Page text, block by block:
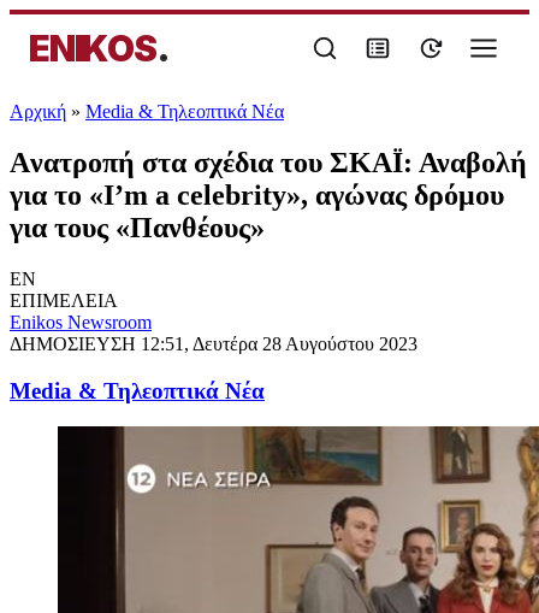
ENIKOS.
Αρχική » Media & Τηλεοπτικά Νέα
Aνατροπή στα σχέδια του ΣΚΑΪ: Αναβολή
για το «I’m a celebrity», αγώνας δρόμου
για τους «Πανθέους»
EN
ΕΠΙΜΕΛΕΙΑ
Enikos Newsroom
ΔΗΜΟΣΙΕΥΣΗ 12:51, Δευτέρα 28 Αυγούστου 2023
Media & Τηλεοπτικά Νέα